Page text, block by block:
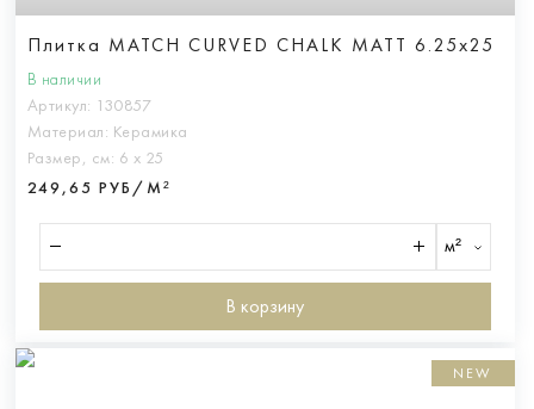
Плитка MATCH CURVED CHALK MATT 6.25x25
В наличии
Артикул: 130857
Материал: Керамика
Размер, см: 6 х 25
249,65 РУБ/М²
м²
В корзину
NEW